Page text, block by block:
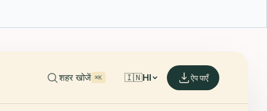
शहर खोजें ⌘K 🇮🇳HI ऐप पाएँ